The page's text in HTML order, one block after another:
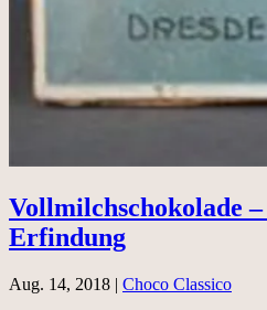
Vollmilchschokolade
Erfindung
Aug. 14, 2018 | Choco Classico